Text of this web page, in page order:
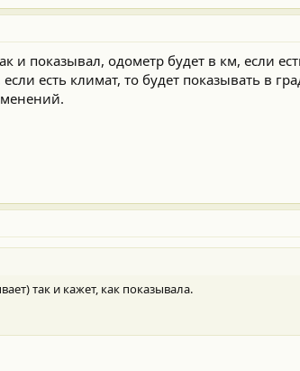
и показывал, одометр будет в км, если
есть климат, то будет показывать в
так и кажет, как показывала.